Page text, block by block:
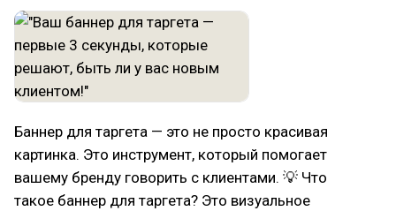
Баннер для таргета — это не просто красивая
картинка. Это инструмент, который помогает
вашему бренду говорить с клиентами. 💡 Что
такое баннер для таргета? Это визуальное